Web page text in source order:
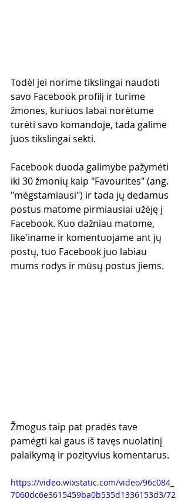
Todėl jei norime tikslingai naudoti
savo Facebook profilį ir turime
žmones, kuriuos labai norėtume
turėti savo komandoje, tada galime
juos tikslingai sekti.
Facebook duoda galimybe pažymėti
iki 30 žmonių kaip "Favourites" (ang.
"mėgstamiausi") ir tada jų dedamus
postus matome pirmiausiai užėję į
Facebook. Kuo dažniau matome,
like'iname ir komentuojame ant jų
postų, tuo Facebook juo labiau
mums rodys ir mūsų postus jiems.
Žmogus taip pat pradės tave
pamėgti kai gaus iš tavęs nuolatinį
palaikymą ir pozityvius komentarus.
https://video.wixstatic.com/video/96c084_
7060dc6e3615459ba0b535d1336153d3/72